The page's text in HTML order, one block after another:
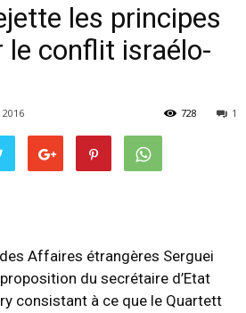
les principes
le conflit israélo-
1
728
Affaires étrangères Serguei
du secrétaire d’Etat
consistant à ce que le Quartett